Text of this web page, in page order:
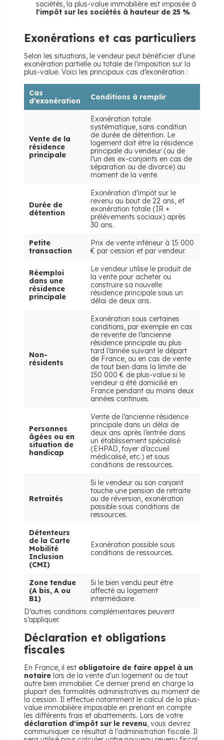
sociétés, la plus-value immobilière est imposée à
l'impôt sur les sociétés à hauteur de 25 %.
​Exonérations et cas particuliers
Selon les situations, le vendeur peut bénéficier d’une
exonération partielle ou totale de l’imposition sur la
plus-value. Voici les principaux cas d’exonération :
Cas
d’exonération
Conditions à remplir
Vente de la
résidence
principale
Exonération totale
systématique, sans condition
de durée de détention. Le
logement doit être la résidence
principale du vendeur (ou de
l’un des ex-conjoints en cas de
séparation ou de divorce) au
moment de la vente.
Durée de
détention
Exonération d’impôt sur le
revenu au bout de 22 ans, et
exonération totale (IR +
prélèvements sociaux) après
30 ans.
Petite
transaction
Prix de vente inférieur à 15 000
€ par cession et par vendeur.
Réemploi
dans une
résidence
principale
Le vendeur utilise le produit de
la vente pour acheter ou
construire sa nouvelle
résidence principale sous un
délai de deux ans.
Non-
résidents
Exonération sous certaines
conditions, par exemple en cas
de revente de l’ancienne
résidence principale au plus
tard l’année suivant le départ
de France, ou en cas de vente
de tout bien dans la limite de
150 000 € de plus-value si le
vendeur a été domicilié en
France pendant au moins deux
années continues.
Personnes
âgées ou en
situation de
handicap
Vente de l’ancienne résidence
principale dans un délai de
deux ans après l’entrée dans
un établissement spécialisé
(EHPAD, foyer d’accueil
médicalisé, etc.) et sous
conditions de ressources.
Retraités
Si le vendeur ou son conjoint
touche une pension de retraite
ou de réversion, exonération
possible sous conditions de
ressources.
Détenteurs
de la Carte
Mobilité
Inclusion
(CMI)
Exonération possible sous
conditions de ressources.
Zone tendue
(A bis, A ou
B1)
Si le bien vendu peut être
affecté au logement
intermédiaire.
D’autres conditions complémentaires peuvent
s’appliquer.
​Déclaration et obligations
fiscales
En France, il est obligatoire de faire appel à un
notaire lors de la vente d'un logement ou de tout
autre bien immobilier. Ce dernier prend en charge la
plupart des formalités administratives au moment de
la cession. Il effectue notamment le calcul de la plus-
value immobilière imposable en prenant en compte
les différents frais et abattements. Lors de votre
déclaration d'impôt sur le revenu, vous devrez
communiquer ce résultat à l'administration fiscale. Il